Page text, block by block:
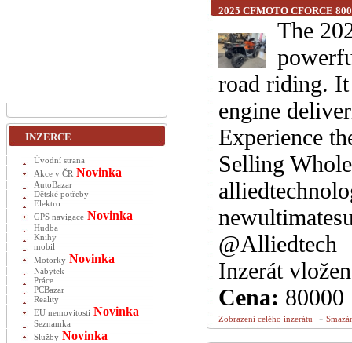
2025 CFMOTO CFORCE
The
road riding.
engine
Experience
Selling
@Alliedtech
Inzerát
Cena: 80000
Zobrazení celého inzerátu -
INZERCE
Úvodní strana
Akce v ČR Novinka
AutoBazar
Dětské potřeby
Elektro
GPS navigace Novinka
Hudba
Knihy
mobil
Motorky Novinka
Nábytek
Práce
PCBazar
Reality
EU nemovitosti Novinka
Seznamka
Služby Novinka